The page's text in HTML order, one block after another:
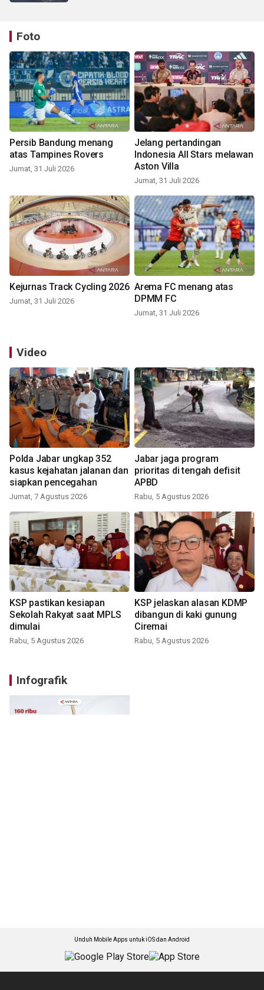
Foto
Persib Bandung menang
atas Tampines Rovers
Jumat, 31 Juli 2026
Jelang pertandingan
Indonesia All Stars melawan
Aston Villa
Jumat, 31 Juli 2026
Kejurnas Track Cycling 2026
Jumat, 31 Juli 2026
Arema FC menang atas
DPMM FC
Jumat, 31 Juli 2026
Video
Polda Jabar ungkap 352
kasus kejahatan jalanan dan
siapkan pencegahan
Jumat, 7 Agustus 2026
Jabar jaga program
prioritas di tengah defisit
APBD
Rabu, 5 Agustus 2026
KSP pastikan kesiapan
Sekolah Rakyat saat MPLS
dimulai
Rabu, 5 Agustus 2026
KSP jelaskan alasan KDMP
dibangun di kaki gunung
Ciremai
Rabu, 5 Agustus 2026
Infografik
Unduh Mobile Apps untuk iOS dan Android